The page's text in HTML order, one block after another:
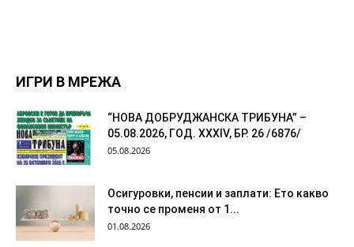
ИГРИ В МРЕЖА
“НОВА ДОБРУДЖАНСКА ТРИБУНА” –
05.08.2026, ГОД. XXХIV, БР. 26 /6876/
05.08.2026
Осигуровки, пенсии и заплати: Ето какво
точно се променя от 1...
01.08.2026